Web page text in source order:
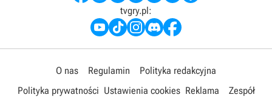
tvgry.pl:
O nas Regulamin
Polityka redakcyjna
Polityka prywatności Ustawienia cookies Reklama
Zespół